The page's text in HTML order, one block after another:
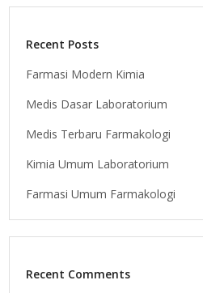
Recent Posts
Farmasi Modern Kimia
Medis Dasar Laboratorium
Medis Terbaru Farmakologi
Kimia Umum Laboratorium
Farmasi Umum Farmakologi
Recent Comments